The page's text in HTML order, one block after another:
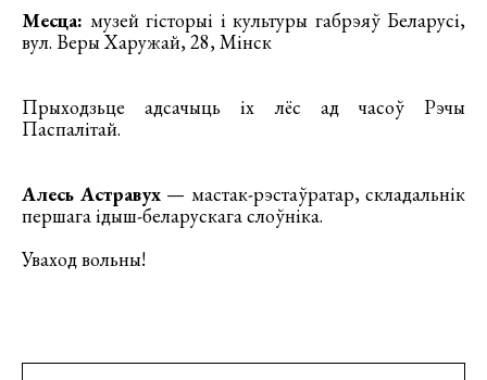
Месца: музей гісторыі і культуры габрэяў Беларусі,
вул. Веры Харужай, 28, Мінск
Прыходзьце адсачыць іх лёс ад часоў Рэчы
Паспалітай.
Алесь Астравух— мастак-рэстаўратар, складальнік
першага ідыш-беларускага слоўніка.
Уваход вольны!